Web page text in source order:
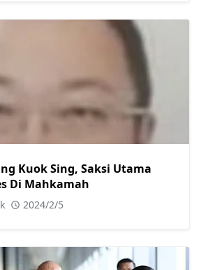
Kuok Sing, Saksi Utama
Di Mahkamah
2024/2/5